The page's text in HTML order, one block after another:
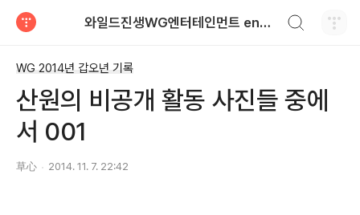
와일드진생WG엔터테인먼트 entertainment
WG 2014년 갑오년 기록
산원의 비공개 활동 사진들 중에
서 001
草心 2014. 11. 7. 22:42